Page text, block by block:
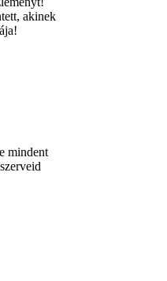
akinek
mindent